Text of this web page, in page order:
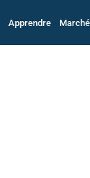
Apprendre